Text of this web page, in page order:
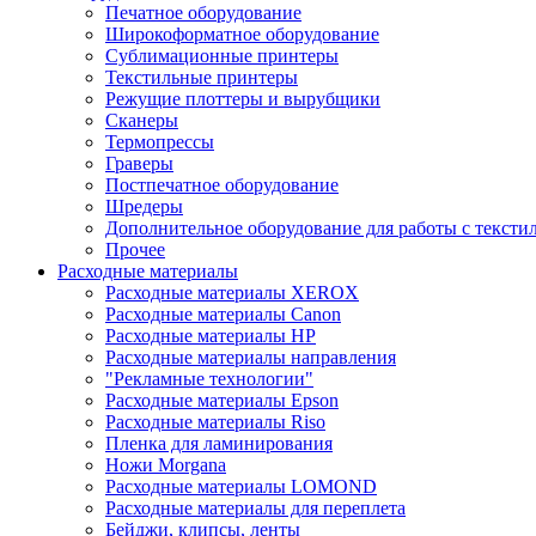
Печатное оборудование
Широкоформатное оборудование
Сублимационные принтеры
Текстильные принтеры
Режущие плоттеры и вырубщики
Сканеры
Термопрессы
Граверы
Постпечатное оборудование
Шредеры
Дополнительное оборудование для работы с
Прочее
Расходные материалы
Расходные материалы XEROX
Расходные материалы Canon
Расходные материалы HP
Расходные материалы направления
"Рекламные технологии"
Расходные материалы Epson
Расходные материалы Riso
Пленка для ламинирования
Ножи Morgana
Расходные материалы LOMOND
Расходные материалы для переплета
Бейджи, клипсы, ленты